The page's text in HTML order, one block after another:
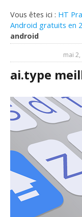
Vous êtes ici : HT
Android gratuits en
android
mai 2,
ai.type